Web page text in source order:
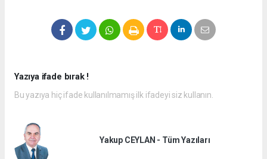
Yazıya ifade bırak !
Bu yazıya hiç ifade kullanılmamış ilk ifadeyi siz kullanın.
Yakup CEYLAN - Tüm Yazıları